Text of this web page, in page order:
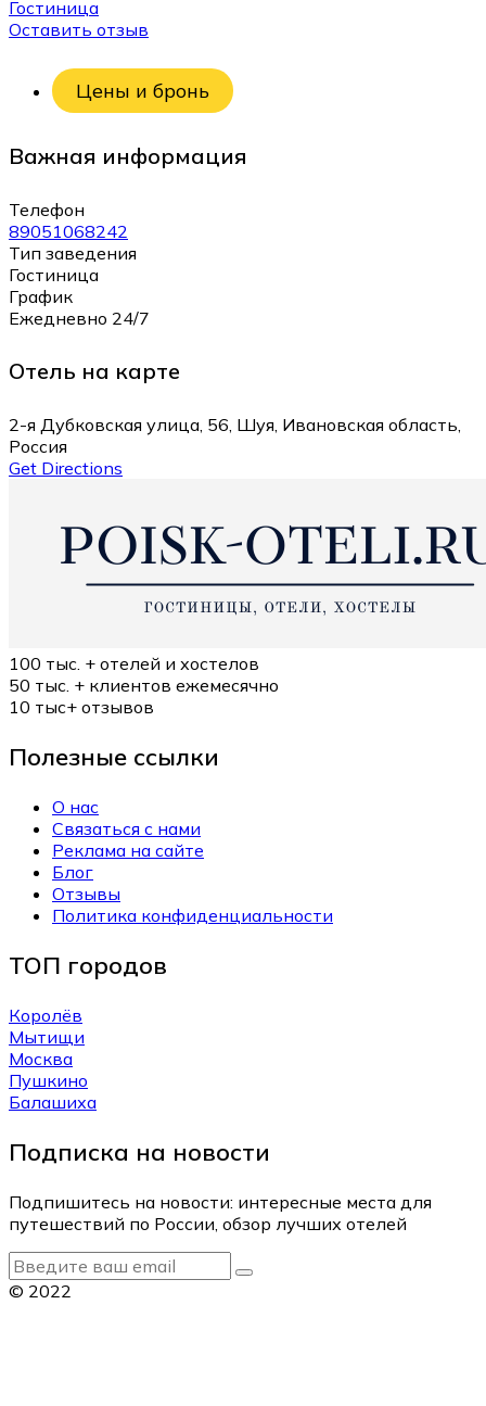
Гостиница
Оставить отзыв
Цены и бронь
Важная информация
Телефон
89051068242
Тип заведения
Гостиница
График
Ежедневно 24/7
Отель на карте
2-я Дубковская улица, 56, Шуя, Ивановская область,
Россия
Get Directions
100 тыс. + отелей и хостелов
50 тыс. + клиентов ежемесячно
10 тыс+ отзывов
Полезные ссылки
О нас
Связаться с нами
Реклама на сайте
Блог
Отзывы
Политика конфиденциальности
ТОП городов
Королёв
Мытищи
Москва
Пушкино
Балашиха
Подписка на новости
Подпишитесь на новости: интересные места для
путешествий по России, обзор лучших отелей
© 2022